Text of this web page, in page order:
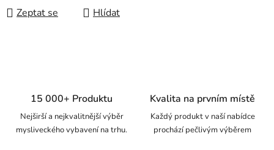
Zeptat se Hlídat
15 000+ Produktu
Nejširší a nejkvalitnější výběr
mysliveckého vybavení na trhu.
Kvalita na prvním místě
Každý produkt v naší nabídce
prochází pečlivým výběrem